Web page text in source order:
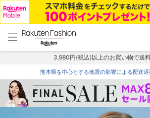
menu home
トップ
3,980円(税込)以上のお買い物で送
熊本県を中心とする地震の影響による配送